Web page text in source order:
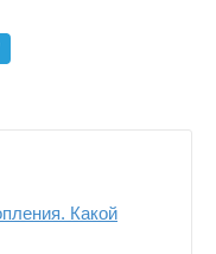
Какой